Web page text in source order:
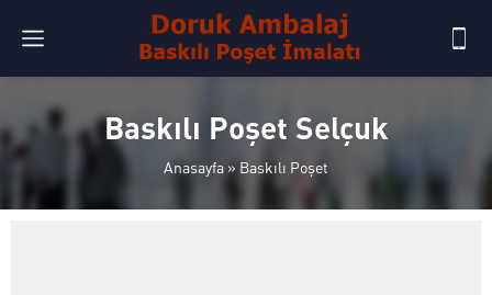
Baskılı Poşet Selçuk
Anasayfa » Baskılı Poşet